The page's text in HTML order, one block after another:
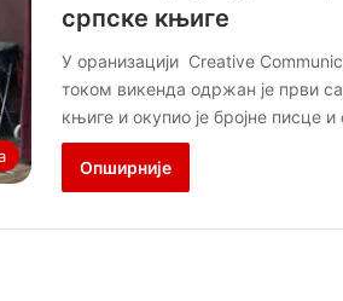
српске књиге
У оранизацији Creative
током викенда одржан је први
књиге и окупио је бројне писце
Опширније